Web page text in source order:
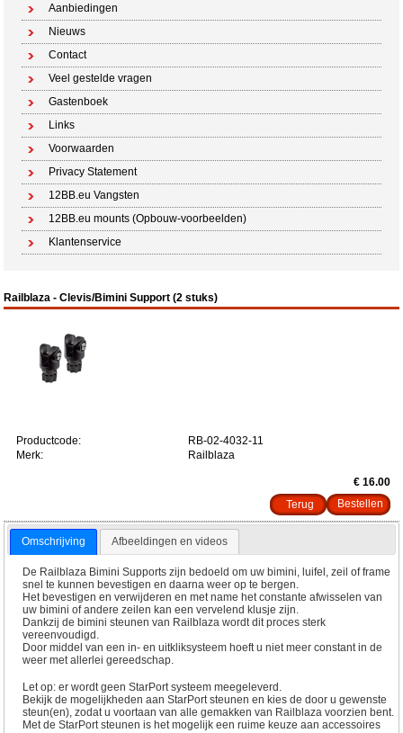
Aanbiedingen
Nieuws
Contact
Veel gestelde vragen
Gastenboek
Links
Voorwaarden
Privacy Statement
12BB.eu Vangsten
12BB.eu mounts (Opbouw-voorbeelden)
Klantenservice
Railblaza - Clevis/Bimini Support (2 stuks)
Productcode:
RB-02-4032-11
Merk:
Railblaza
€ 16.00
Terug
Omschrijving Afbeeldingen en videos
De Railblaza Bimini Supports zijn bedoeld om uw bimini, luifel, zeil of frame
snel te kunnen bevestigen en daarna weer op te bergen.
Het bevestigen en verwijderen en met name het constante afwisselen van
uw bimini of andere zeilen kan een vervelend klusje zijn.
Dankzij de bimini steunen van Railblaza wordt dit proces sterk
vereenvoudigd.
Door middel van een in- en uitkliksysteem hoeft u niet meer constant in de
weer met allerlei gereedschap.
Let op: er wordt geen StarPort systeem meegeleverd.
Bekijk de mogelijkheden aan StarPort steunen en kies de door u gewenste
steun(en), zodat u voortaan van alle gemakken van Railblaza voorzien bent.
Met de StarPort steunen is het mogelijk een ruime keuze aan accessoires